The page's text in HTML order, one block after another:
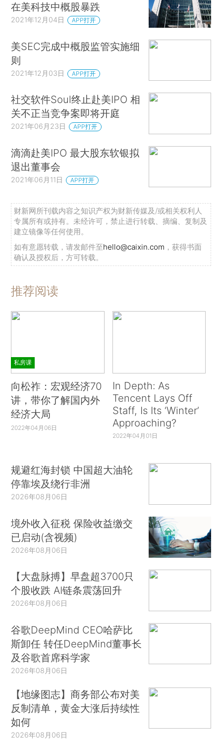
在美科技中概股暴跌
2021年12月04日 APP打开
美SEC完成中概股监管实施细
则
2021年12月03日 APP打开
社交软件Soul终止赴美IPO 相
关不正当竞争案即将开庭
2021年06月23日 APP打开
滴滴赴美IPO 最大股东软银拟
退出董事会
2021年06月11日 APP打开
财新网所刊载内容之知识产权为财新传媒及/或相关权利人
专属所有或持有。未经许可，禁止进行转载、摘编、复制及
建立镜像等任何使用。
如有意愿转载，请发邮件至hello@caixin.com ，获得书面
确认及授权后，方可转载。
推荐阅读
私房课
向松祚：宏观经济70
讲，带你了解国内外
经济大局
2022年04月06日
In Depth: As
Tencent Lays Off
Staff, Is Its ‘Winter’
Approaching?
2022年04月01日
规避红海封锁 中国超大油轮
停靠埃及绕行非洲
2026年08月06日
境外收入征税 保险收益缴交
已启动(含视频)
2026年08月06日
【大盘脉搏】早盘超3700只
个股收跌 AI链条震荡回升
2026年08月06日
谷歌DeepMind CEO哈萨比
斯卸任 转任DeepMind董事长
及谷歌首席科学家
2026年08月06日
【地缘图志】商务部公布对美
反制清单，黄金大涨后持续性
如何
2026年08月06日